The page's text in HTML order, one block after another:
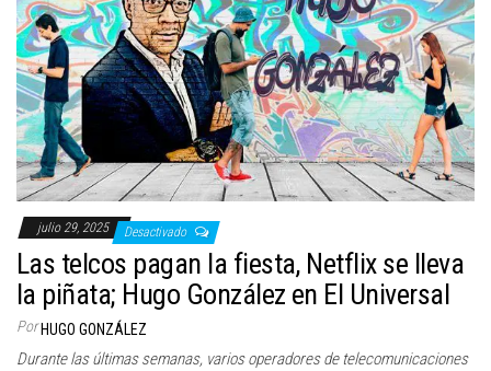
julio 29, 2025 Desactivado
Las telcos pagan la fiesta, Netflix se lleva
la piñata; Hugo González en El Universal
Por HUGO GONZÁLEZ
Durante las últimas semanas, varios operadores de telecomunicaciones